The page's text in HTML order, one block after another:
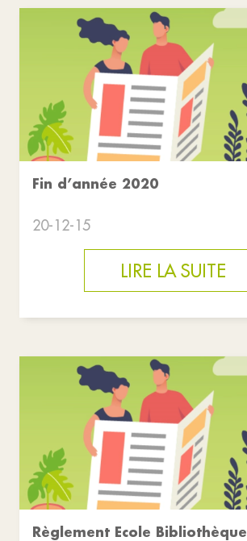
Fin d’année 2020
20-12-15
LIRE LA SUITE
Règlement Ecole Bibliothèque